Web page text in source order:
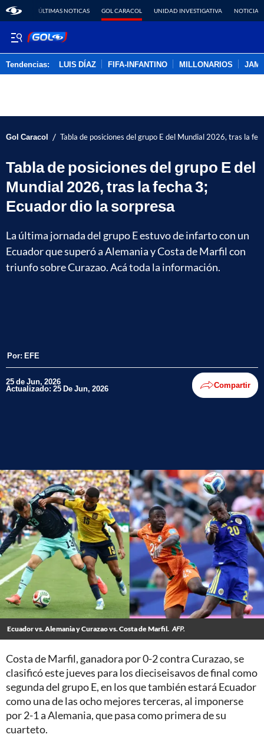
ÚLTIMAS NOTICAS GOL CARACOL UNIDAD INVESTIGATIVA NOTICIAS
Tendencias: LUIS DÍAZ FIFA-INFANTINO MILLONARIOS
Gol Caracol / Tabla de posiciones del grupo E del Mundial 2026, tras la
Tabla de posiciones del grupo E del
Mundial 2026, tras la fecha 3;
Ecuador dio la sorpresa
La última jornada del grupo E estuvo de infarto con un
Ecuador que superó a Alemania y Costa de Marfil con
triunfo sobre Curazao. Acá toda la información.
Por: EFE
25 de Jun, 2026
Actualizado: 25 De Jun, 2026 Compartir
Ecuador vs. Alemania y Curazao vs. Costa de Marfil. AFP.
Costa de Marfil, ganadora por 0-2 contra Curazao, se
clasificó este jueves para los dieciseisavos de final como
segunda del grupo E, en los que también estará Ecuador
como una de las ocho mejores terceras, al imponerse
por 2-1 a Alemania, que pasa como primera de su
cuarteto.